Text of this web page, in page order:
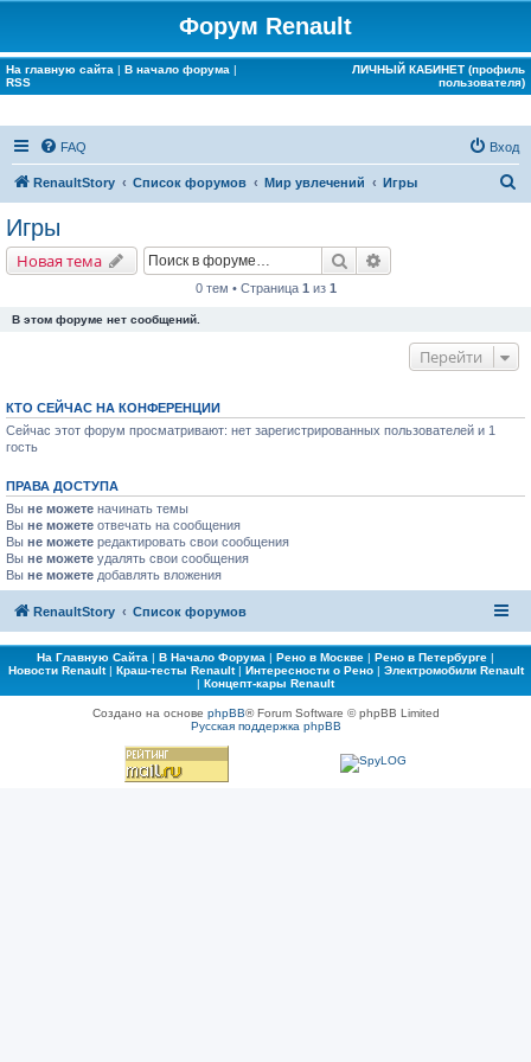
Форум Renault
На главную сайта | В начало форума |
RSS
ЛИЧНЫЙ КАБИНЕТ (профиль
пользователя)
FAQ Вход
RenaultStory Список форумов Мир увлечений Игры
Игры
Новая тема Поиск
0 тем • Страница 1 из 1
В этом форуме нет сообщений.
Перейти
КТО СЕЙЧАС НА КОНФЕРЕНЦИИ
Сейчас этот форум просматривают: нет зарегистрированных пользователей и 1
гость
ПРАВА ДОСТУПА
Вы не можете начинать темы
Вы не можете отвечать на сообщения
Вы не можете редактировать свои сообщения
Вы не можете удалять свои сообщения
Вы не можете добавлять вложения
RenaultStory Список форумов
На Главную Сайта | В Начало Форума | Рено в Москве | Рено в Петербурге |
Новости Renault| Краш-тесты Renault| Интересности о Рено| Электромобили Renault
| Концепт-кары Renault
Создано на основе phpBB® Forum Software © phpBB Limited
Русская поддержка phpBB